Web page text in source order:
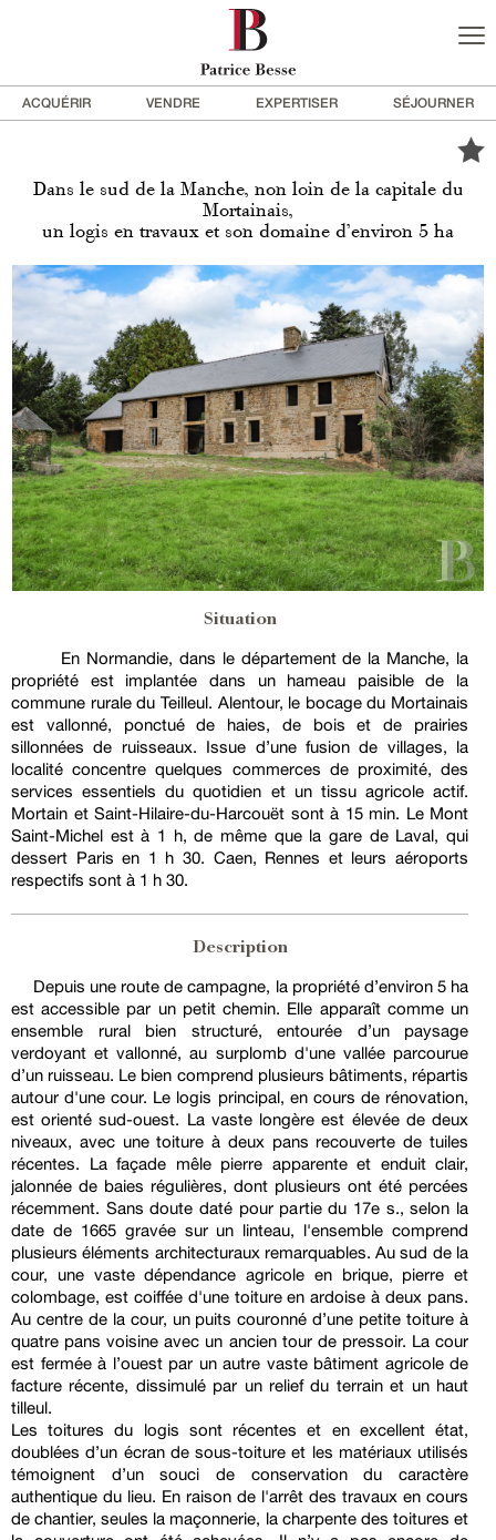
ACQUÉRIR VENDRE EXPERTISER SÉJOURNER
Dans le sud de la Manche, non loin de la capitale du
Mortainais,
un logis en travaux et son domaine d’environ 5 ha
Situation
En Normandie, dans le département de la Manche, la
propriété est implantée dans un hameau paisible de la
commune rurale du Teilleul. Alentour, le bocage du Mortainais
est vallonné, ponctué de haies, de bois et de prairies
sillonnées de ruisseaux. Issue d’une fusion de villages, la
localité concentre quelques commerces de proximité, des
services essentiels du quotidien et un tissu agricole actif.
Mortain et Saint-Hilaire-du-Harcouët sont à 15 min. Le Mont
Saint-Michel est à 1 h, de même que la gare de Laval, qui
dessert Paris en 1 h 30. Caen, Rennes et leurs aéroports
respectifs sont à 1 h 30.
Description
Depuis une route de campagne, la propriété d’environ 5 ha
est accessible par un petit chemin. Elle apparaît comme un
ensemble rural bien structuré, entourée d’un paysage
verdoyant et vallonné, au surplomb d'une vallée parcourue
d’un ruisseau. Le bien comprend plusieurs bâtiments, répartis
autour d'une cour. Le logis principal, en cours de rénovation,
est orienté sud-ouest. La vaste longère est élevée de deux
niveaux, avec une toiture à deux pans recouverte de tuiles
récentes. La façade mêle pierre apparente et enduit clair,
jalonnée de baies régulières, dont plusieurs ont été percées
récemment. Sans doute daté pour partie du 17e s., selon la
date de 1665 gravée sur un linteau, l'ensemble comprend
plusieurs éléments architecturaux remarquables. Au sud de la
cour, une vaste dépendance agricole en brique, pierre et
colombage, est coiffée d'une toiture en ardoise à deux pans.
Au centre de la cour, un puits couronné d’une petite toiture à
quatre pans voisine avec un ancien tour de pressoir. La cour
est fermée à l’ouest par un autre vaste bâtiment agricole de
facture récente, dissimulé par un relief du terrain et un haut
tilleul.
Les toitures du logis sont récentes et en excellent état,
doublées d’un écran de sous-toiture et les matériaux utilisés
témoignent d’un souci de conservation du caractère
authentique du lieu. En raison de l'arrêt des travaux en cours
de chantier, seules la maçonnerie, la charpente des toitures et